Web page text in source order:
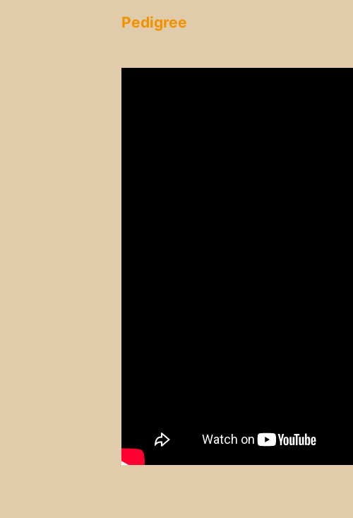
Pedigree